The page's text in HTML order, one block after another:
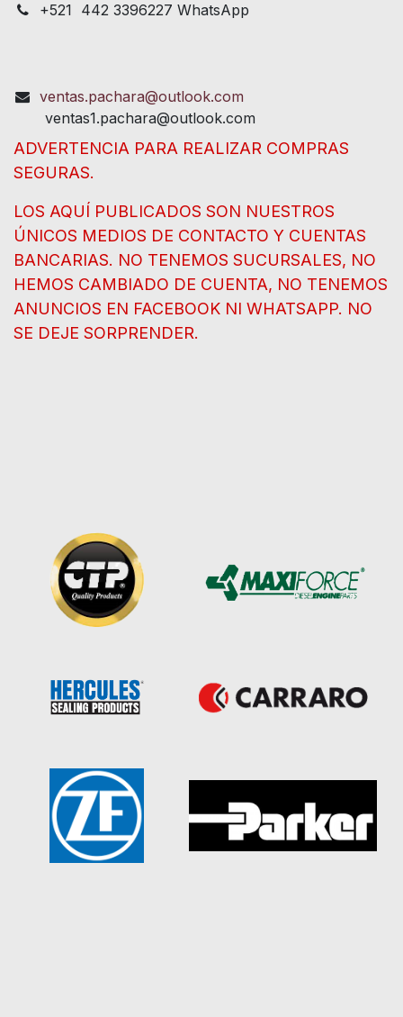
+521 442 3396227 WhatsApp
ventas.pachara@outlook.com
ventas1.pachara@outlook.com
ADVERTENCIA PARA REALIZAR COMPRAS
SEGURAS.
LOS AQUÍ PUBLICADOS SON NUESTROS
ÚNICOS MEDIOS DE CONTACTO Y CUENTAS
BANCARIAS. NO TENEMOS SUCURSALES, NO
HEMOS CAMBIADO DE CUENTA, NO TENEMOS
ANUNCIOS EN FACEBOOK NI WHATSAPP. NO
SE DEJE SORPRENDER.